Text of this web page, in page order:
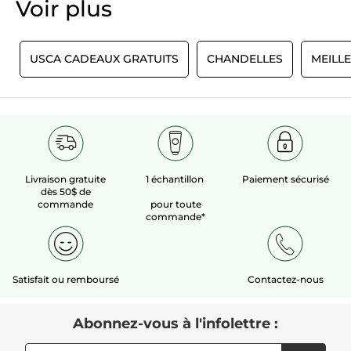
Voir plus​
USCA CADEAUX GRATUITS CHANDELLES
Livraison gratuite
dès 50$ de
commande
1 échantillon
pour toute
commande*
Paiement sécurisé
Satisfait ou remboursé Contactez-nous
Abonnez-vous à l'infolettre :